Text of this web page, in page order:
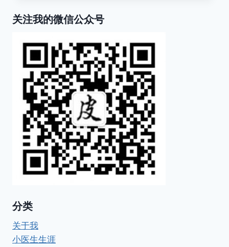
不
性
大
疱
表
皮
松
解
症
（DDEB）
治
疗
关注我的微信公众号
分类
关于我
小医生生涯